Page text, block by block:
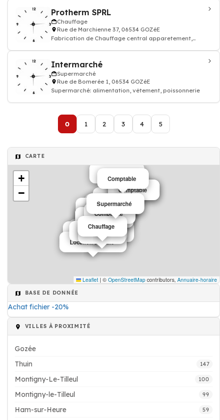
Protherm SPRL
Chauffage
Rue de Marchienne 37, 06534 GOZéE
Fabrication de Chauffage central apparetement,
Intermarché
Supermarché
Rue de Bomerée 1, 06534 GOZéE
Supermarché: alimentation, vêtement, poissonnerie
0 1 2 3 4 5
CARTE
Cuisine
Salons de thé café
Club de sport
Dentiste
Informatique
Sécurité
Club de sport
Club de sport
Location de salle
Supermarché
Comptable
Comptable
Comptable
Comptable
Chauffage
Supermarché
+
−
Leaflet | © OpenStreetMap contributors, Annuaire-horaire
BASE DE DONNÉE
Achat fichier -20%
VILLES À PROXIMITÉ
Gozée
Thuin
147
Montigny-Le-Tilleul 100
Montigny-le-Tilleul 99
Ham-sur-Heure 59